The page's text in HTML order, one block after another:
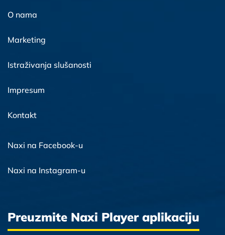
O nama
Marketing
Istraživanja slušanosti
Impresum
Kontakt
Naxi na Facebook-u
Naxi na Instagram-u
Preuzmite Naxi Player aplikaciju